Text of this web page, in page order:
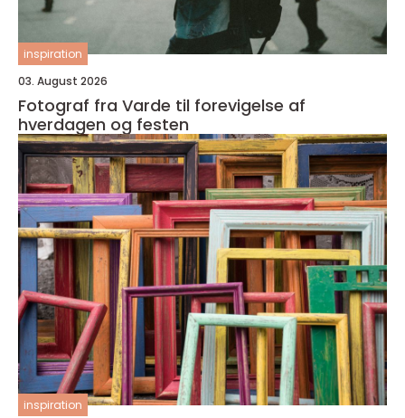
inspiration
03. August 2026
Fotograf fra Varde til forevigelse af
hverdagen og festen
inspiration